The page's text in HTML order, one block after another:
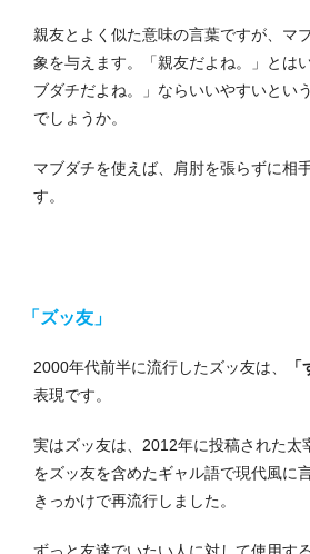
親友とよく似た意味の言葉ですが、マ
象を与えます。
「親友だよね。」とは
ブダチだよね。」ならいいやすいとい
でしょうか。
マブダチを使えば、肩肘を張らずに相
す。
「ズッ友」
2000年代前半に流行したズッ友は、
表現です。
実はズッ友は、2012年に投稿された太
をズッ友を含めたギャル語で現代風に
きっかけで再流行しました。